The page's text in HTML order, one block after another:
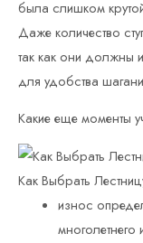
была слишком
Даже количество
так как они должны
для удобства
Какие еще моменты
Как Выбрать
износ